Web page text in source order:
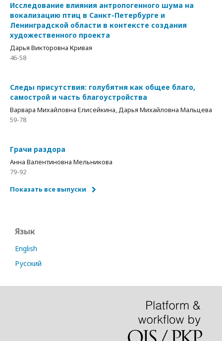
Исследование влияния антропогенного шума на
вокализацию птиц в Санкт-Петербурге и
Ленинградской области в контексте создания
художественного проекта
Дарья Викторовна Кривая
46-58
Следы присутствия: голубятня как общее благо,
самострой и часть благоустройства
Варвара Михайловна Елисейкина, Дарья Михайловна Мальцева
59-78
Грачи раздора
Анна Валентиновна Мельникова
79-92
Показать все выпуски
Язык
English
Русский